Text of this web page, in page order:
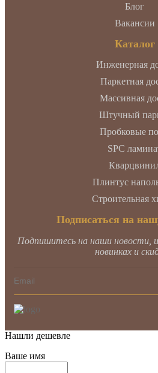
Блог
Вакансии
Каталог
Инженерная
Паркетная
Массивная
Штучный
Пробковые
SPC
Плинтус
Строительная
Подписаться на
Подпишитесь на наши новости,
новинках и
Нашли дешевле
Ваше имя